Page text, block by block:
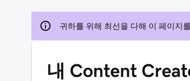
귀하를 위해 최선을 다해 이 페이지
내 Content